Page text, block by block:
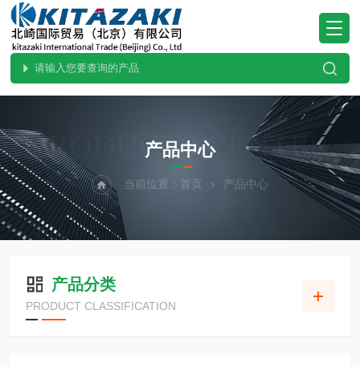
PRODUCTS CENTER
产品中心
当前位置： 首页 产品中心
产品分类
PRODUCT CLASSIFICATION